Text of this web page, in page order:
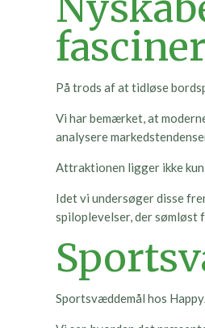
På trods af at tidløse
Vi har bemærket, at
analysere
Attraktionen ligger ikke
Idet vi undersøger disse
spiloplevelser, der sømløst
Sportsvæddemål hos